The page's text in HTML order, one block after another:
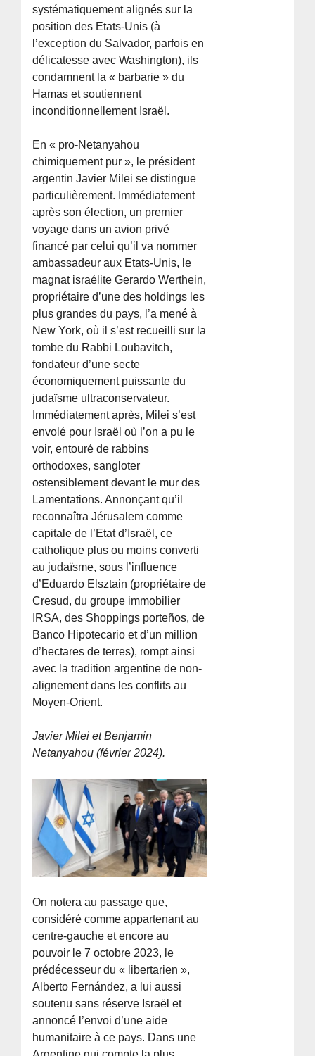
systématiquement alignés sur la
position des Etats-Unis (à
l’exception du Salvador, parfois en
délicatesse avec Washington), ils
condamnent la « barbarie » du
Hamas et soutiennent
inconditionnellement Israël.
En « pro-Netanyahou
chimiquement pur », le président
argentin Javier Milei se distingue
particulièrement. Immédiatement
après son élection, un premier
voyage dans un avion privé
financé par celui qu’il va nommer
ambassadeur aux Etats-Unis, le
magnat israélite Gerardo Werthein,
propriétaire d’une des holdings les
plus grandes du pays, l’a mené à
New York, où il s’est recueilli sur la
tombe du Rabbi Loubavitch,
fondateur d’une secte
économiquement puissante du
judaïsme ultraconservateur.
Immédiatement après, Milei s’est
envolé pour Israël où l’on a pu le
voir, entouré de rabbins
orthodoxes, sangloter
ostensiblement devant le mur des
Lamentations. Annonçant qu’il
reconnaîtra Jérusalem comme
capitale de l’Etat d’Israël, ce
catholique plus ou moins converti
au judaïsme, sous l’influence
d’Eduardo Elsztain (propriétaire de
Cresud, du groupe immobilier
IRSA, des Shoppings porteños, de
Banco Hipotecario et d’un million
d’hectares de terres), rompt ainsi
avec la tradition argentine de non-
alignement dans les conflits au
Moyen-Orient.
Javier Milei et Benjamin
Netanyahou (février 2024).
On notera au passage que,
considéré comme appartenant au
centre-gauche et encore au
pouvoir le 7 octobre 2023, le
prédécesseur du « libertarien »,
Alberto Fernández, a lui aussi
soutenu sans réserve Israël et
annoncé l’envoi d’une aide
humanitaire à ce pays. Dans une